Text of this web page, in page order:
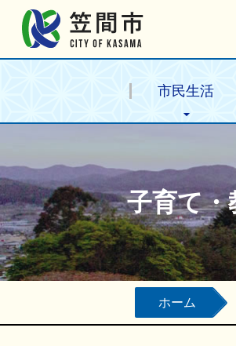
市民生活
子育て・
ホーム